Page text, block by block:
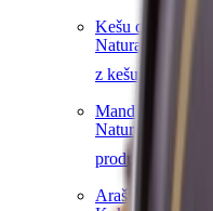
Kešu ořechy
Natural kešu
z kešu
Mandle
Natural mandle
produkty z mandlí
Arašídy